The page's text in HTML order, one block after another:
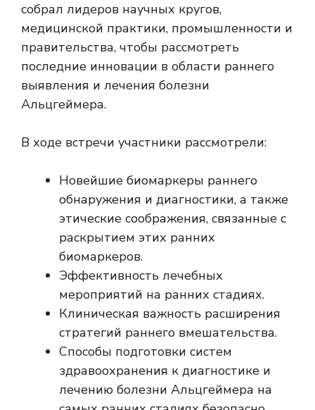
собрал лидеров научных кругов,
медицинской практики, промышленности и
правительства, чтобы рассмотреть
последние инновации в области раннего
выявления и лечения болезни
Альцгеймера.
В ходе встречи участники рассмотрели:
Новейшие биомаркеры раннего
обнаружения и диагностики, а также
этические соображения, связанные с
раскрытием этих ранних
биомаркеров.
Эффективность лечебных
мероприятий на ранних стадиях.
Клиническая важность расширения
стратегий раннего вмешательства.
Способы подготовки систем
здравоохранения к диагностике и
лечению болезни Альцгеймера на